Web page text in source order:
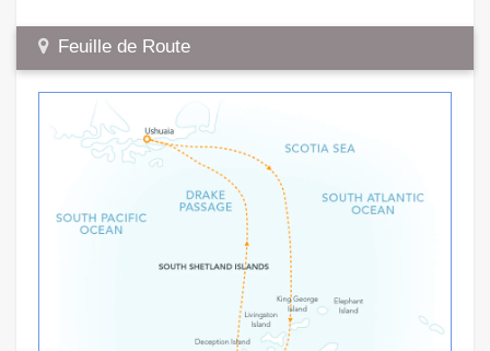
Feuille de Route